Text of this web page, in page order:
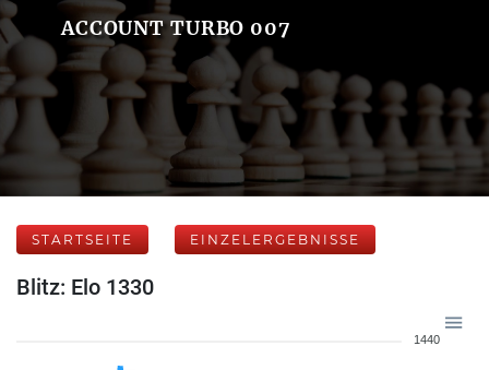
ACCOUNT TURBO 007
STARTSEITE EINZELERGEBNISSE
Blitz: Elo 1330
1440